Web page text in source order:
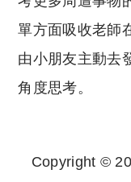
單方面吸收老師
由小朋友主動去
角度思考。
Copyright ©